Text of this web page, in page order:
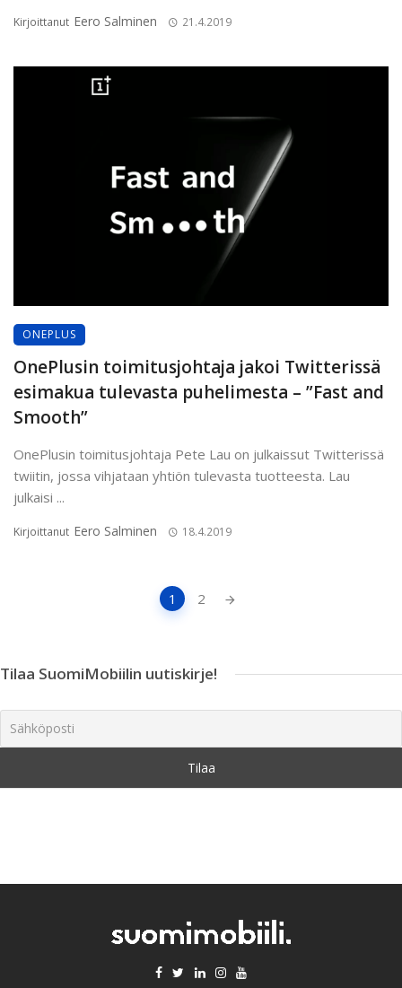
Kirjoittanut Eero Salminen 21.4.2019
ONEPLUS
OnePlusin toimitusjohtaja jakoi Twitterissä
esimakua tulevasta puhelimesta – ”Fast and
Smooth”
OnePlusin toimitusjohtaja Pete Lau on julkaissut Twitterissä
twiitin, jossa vihjataan yhtiön tulevasta tuotteesta. Lau
julkaisi ...
Kirjoittanut Eero Salminen 18.4.2019
1 2
Tilaa SuomiMobiilin uutiskirje!